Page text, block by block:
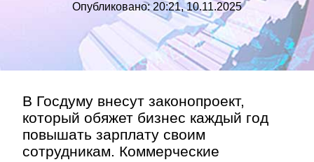
Опубликовано: 20:21, 10.11.2025
В Госдуму внесут законопроект,
который обяжет бизнес каждый год
повышать зарплату своим
сотрудникам. Коммерческие
»
»
Контакт»